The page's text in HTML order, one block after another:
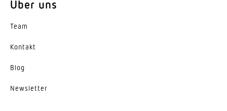
Über uns
Team
Kontakt
Blog
News­letter